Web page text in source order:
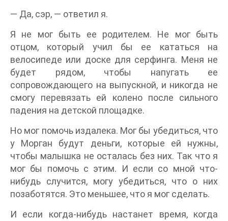
— Да, сэр, — ответил я.
Я не мог быть ее родителем. Не мог быть
отцом, который учил бы ее кататься на
велосипеде или доске для серфинга. Меня не
будет рядом, чтобы напугать ее
сопровождающего на выпускной, и никогда не
смогу перевязать ей колено после сильного
падения на детской площадке.
Но мог помочь издалека. Мог бы убедиться, что
у Морган будут деньги, которые ей нужны,
чтобы малышка не осталась без них. Так что я
мог бы помочь с этим. И если со мной что-
нибудь случится, могу убедиться, что о них
позаботятся. Это меньшее, что я мог сделать.
И если когда-нибудь настанет время, когда